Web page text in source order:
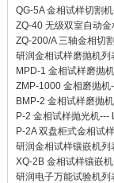
QG-5A 金相试样切割机
ZQ-40 无级双室自动金
ZQ-200/A 三轴金相切
研润金相试样磨抛机列
MPD-1 金相试样磨抛机
ZMP-1000 金相磨抛机
BMP-2 金相试样磨抛机
P-2 金相试样抛光机---
P-2A 双盘柜式金相试
研润金相试样镶嵌机列
XQ-2B 金相试样镶嵌机
研润电子万能试验机列